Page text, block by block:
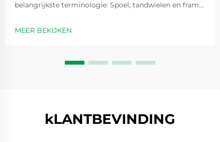
belangrijkste terminologie: Spoel, tandwielen en frame:
hoofdcomponenten: de spoel, de tandwielen en het
MEER BEKIJKEN
kLANTBEVINDING